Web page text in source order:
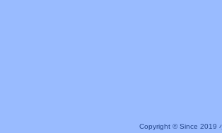
Copyright © Since 2019